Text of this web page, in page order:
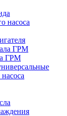
насоса
ГРМ
ГРМ